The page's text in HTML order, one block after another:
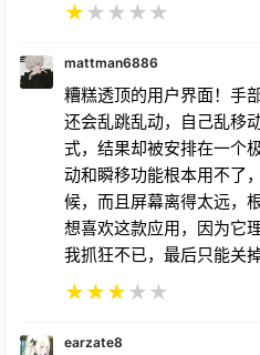
★★ ★ ★ ★
mattman6886
糟糕透顶的用户界面！手
还会乱跳乱动，自己乱移
式，结果却被安排在一个
动和瞬移功能根本用不了
候，而且屏幕离得太远，
想喜欢这款应用，因为它
我抓狂不已，最后只能关掉
★★★★ ★
earzate8